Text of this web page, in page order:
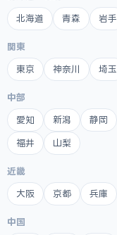
北海道 青森 岩手
関東
東京 神奈川 埼玉
中部
愛知 新潟 静岡
福井 山梨
近畿
大阪 京都 兵庫
中国